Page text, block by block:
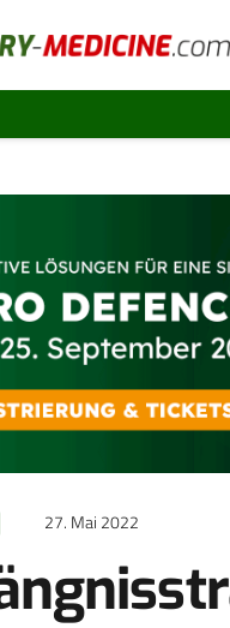
27. Mai 2022